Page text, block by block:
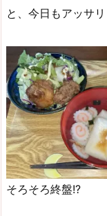
と、今日もアッサ
そろそろ終盤!?